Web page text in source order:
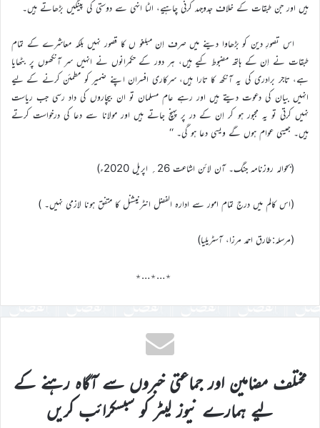
ہیں اور جن طبقات کے خلاف جدوجہد کرنی چاہیے، الٹا انہی سے دوستی کی پینگیں بڑھاتے ہیں۔
اس تصورِ دین کو بڑھاوا دینے میں صرف اِن مبلغو ں کا قصور نہیں بلکہ معاشرے کے تمام
طبقات نے اِن کے ہاتھ مضبوط کیے ہیں، ہر دور کے حکمرانوں نے انہیں سر آنکھوں پر بٹھایا
ہے، تاجر برادری کی یہ آنکھ کا تارا ہیں، سرکاری افسران اپنے ضمیر کو مطمئن کرنے کے لیے
انہیں بیان کی دعوت دیتے ہیں اور رہے عام مسلمان تو ان بیچاروں کی داد رسی جب ریاست
نہیں کرتی تو یہ مجبور ہو کر اِن کے در پر پہنچ جاتے ہیں اور مولانا سے دعا کی درخواست کرتے
ہیں۔ جیسی عوام ہوں گے ویسی دعا ہو گی۔ ‘‘
(بحوالہ روزنامہ جنگ۔ آن لائن اشاعت 26؍ اپریل 2020ء)
(اس کالم میں درج تمام امور سے ادارہ الفضل انٹرنیشنل کا متفق ہونا لازمی نہیں۔ )
(مرسلہ:طارق احمد مرزا، آسٹریلیا)
٭…٭…٭
مختلف مضامین اور جماعتی خبروں سے آگاہ رہنے کے
لیے ہمارے نیوز لیٹر کو سبسکرائب کریں